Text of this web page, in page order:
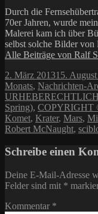
Durch die
70er Jahren, wurde
Malerei kam ich über
selbst solche Bilder von
Alle Beiträge von Ralf
Veröffentlicht
am
2. März 201315.
Monats, Nachrichten-
Spring), COPYRIGHT
Komet, Krater, Mars,
Robert McNaught,
Schreibe einen
Deine E-Mail-Adresse
Felder sind mit *
Kommentar *